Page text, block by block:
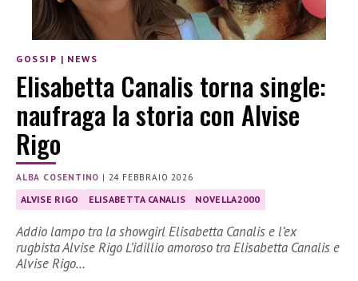
GOSSIP | NEWS
Elisabetta Canalis torna single:
naufraga la storia con Alvise
Rigo
ALBA COSENTINO | 24 FEBBRAIO 2026
ALVISE RIGO ELISABETTA CANALIS NOVELLA2000
Addio lampo tra la showgirl Elisabetta Canalis e l’ex
rugbista Alvise Rigo L’idillio amoroso tra Elisabetta Canalis e
Alvise Rigo…